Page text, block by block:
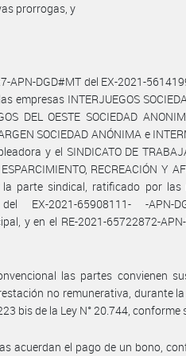
prorrogas, y
APN-DGD#MT del EX-2021-
empresas INTERJUEGOS
DEL OESTE SOCIEDAD
SOCIEDAD ANÓNIMA e
y el SINDICATO DE
RECREACIÓN Y
la parte sindical, ratificado por
del EX-2021-65908111- -
y en el RE-2021-65722872-
las partes convienen
no remunerativa, durante
bis de la Ley N° 20.744,
acuerdan el pago de un bono,